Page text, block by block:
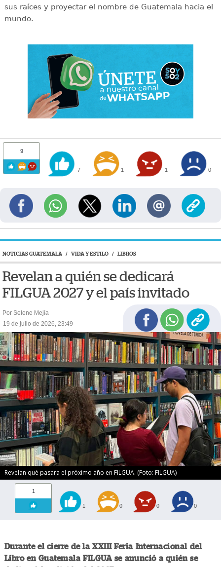
sus raíces y proyectar el nombre de Guatemala hacia el
mundo.
9
7 1 1 0
NOTICIAS GUATEMALA / VIDA Y ESTILO / LIBROS
Revelan a quién se dedicará
FILGUA 2027 y el país invitado
Por Selene Mejía
19 de julio de 2026, 23:49
Revelan qué pasara el próximo año en FILGUA. (Foto: FILGUA)
1
1 0 0 0
Durante el cierre de la XXIII Feria Internacional del
Libro en Guatemala FILGUA se anunció a quién se